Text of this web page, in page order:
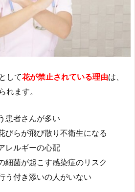
して花が禁止されている理由は、
れます。
患者さんが多い
びらが飛び散り不衛生になる
レルギーの心配
細菌が起こす感染症のリスク
う付き添いの人がいない